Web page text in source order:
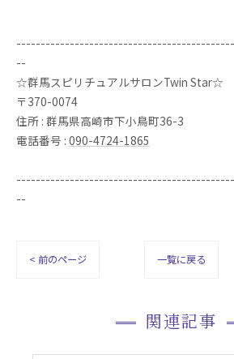
--
☆群馬スピリチュアルサロンTwin Star☆
〒370-0074
住所 : 群馬県高崎市下小鳥町36-3
電話番号 : 090-4724-1865
--
< 前のページ 一覧に戻る
関連記事